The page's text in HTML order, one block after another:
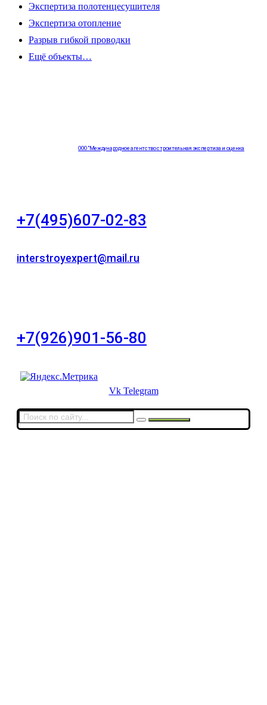
Экспертиза полотенцесушителя
Экспертиза отопление
Разрыв гибкой проводки
Ещё объекты…
ООО "Международное агентство строительная экспертиза и оценка
+7(495)607-02-83
interstroyexpert@mail.ru
+7(926)901-56-80
Vk Telegram